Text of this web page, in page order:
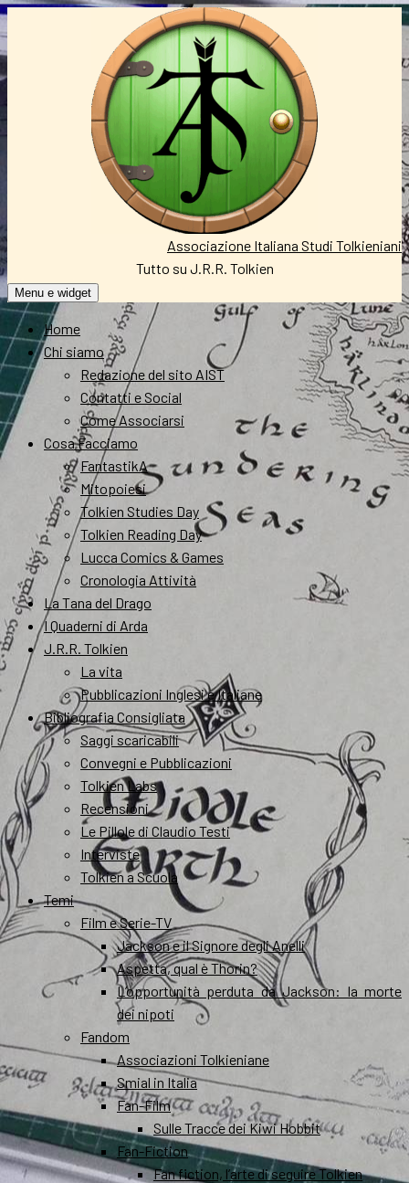
Vai
al
Associazione Italiana Studi Tolkieniani
Tutto su J.R.R. Tolkien
Menu e widget
Home
Chi siamo
Redazione del sito AIST
Contatti e Social
Come Associarsi
Cosa Facciamo
FantastikA
Mitopoiesi
Tolkien Studies Day
Tolkien Reading Day
Lucca Comics & Games
Cronologia Attività
La Tana del Drago
I Quaderni di Arda
J.R.R. Tolkien
La vita
Pubblicazioni Inglesi e Italiane
Bibliografia Consigliata
Saggi scaricabili
Convegni e Pubblicazioni
Tolkien Labs
Recensioni
Le Pillole di Claudio Testi
Interviste
Tolkien a Scuola
Temi
Film e Serie-TV
Jackson e il Signore degli Anelli
Aspetta, qual è Thorin?
L’opportunità perduta da Jackson: la morte
dei nipoti
Fandom
Associazioni Tolkieniane
Smial in Italia
Fan-Film
Sulle Tracce dei Kiwi Hobbit
Fan-Fiction
Fan fiction, l’arte di seguire Tolkien